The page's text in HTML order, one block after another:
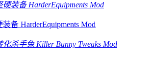
备 HarderEquipments Mod